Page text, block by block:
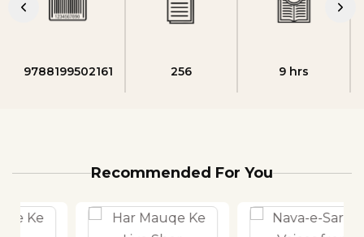
9788199502161 256 9 hrs
Recommended For You